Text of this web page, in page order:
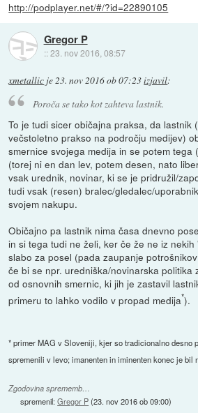
http://podplayer.net/#/?id=22890105
Gregor P
::23. nov 2016, 08:57
xmetallic je23. nov 2016 ob 07:23izjavil:
Poroča se tako kot zahteva lastnik.
To je tudi sicer običajna praksa, da lastnik
večstoletno prakso na področju medijev)
smernice svojega medija in se potem tega
(torej ni en dan lev, potem desen, nato
vsak urednik, novinar, ki se je pridružil/
tudi vsak (resen) bralec/gledalec/
svojem nakupu.
Običajno pa lastnik nima časa dnevno
in si tega tudi ne želi, ker če že ne iz
slabo za posel (pada zaupanje
če bi se npr. uredniška/novinarska politika
od osnovnih smernic, ki jih je zastavil
primeru to lahko vodilo v propad medija*).
* primer MAG v Sloveniji, kjer so tradicionalno desno
spremenili v levo; imanenten in iminenten konec je bil
Zgodovina sprememb…
spremenil:Gregor P(23. nov 2016 ob 09:00)